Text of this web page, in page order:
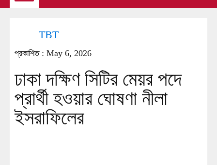
TBT
প্রকাশিত : May 6, 2026
ঢাকা দক্ষিণ সিটির মেয়র পদে
প্রার্থী হওয়ার ঘোষণা নীলা
ইসরাফিলের